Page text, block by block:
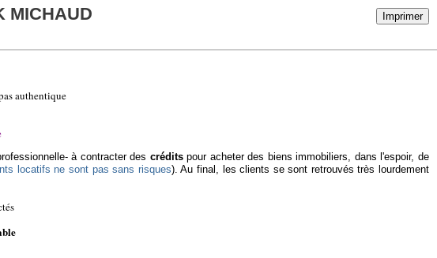
Imprimer
MICHAUD
authentique
à contracter des créditspour acheter des biens immobiliers, dans l'espoir, de
locatifs ne sont pas sans risques). Au final, les clients se sont retrouvés très lourdement